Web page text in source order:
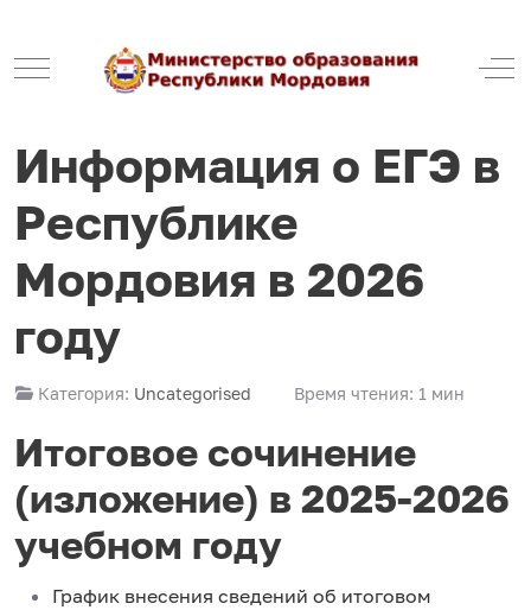
Mobile Menu Toggle
Информация о ЕГЭ в
Республике
Мордовия в 2026
году
Категория: Uncategorised Время чтения: 1 мин
Итоговое сочинение
(изложение) в 2025-2026
учебном году
График внесения сведений об итоговом